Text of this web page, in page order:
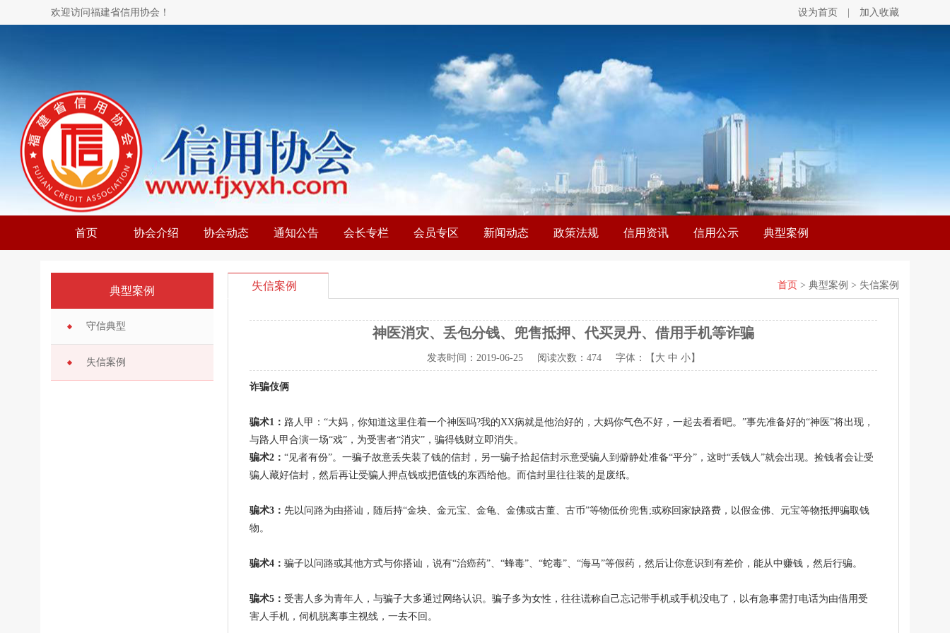
欢迎访问福建省信用协会！ 设为首页 加入收藏
首页 协会介绍 协会动态 通知公告 会长专栏 会员专区 新闻动态 政策法规 信用资讯 信用公示 典型案例
典型案例
守信典型
失信案例
失信案例 首页 > 典型案例 > 失信案例
神医消灾、丢包分钱、兜售抵押、代买灵丹、借用手机等诈骗
发表时间： 2019-06-25阅读次数： 474 字体：【 大 中 小】
诈骗伎俩
骗术1： 路人甲：“大妈，你知道这里住着一个神医吗?我的XX病就是他治好的，大妈你气色不好，一起去看看吧。”事先准备好的“神医”将出现，
与路人甲合演一场“戏”，为受害者“消灾”，骗得钱财立即消失。
骗术2： “见者有份”。一骗子故意丢失装了钱的信封，另一骗子拾起信封示意受骗人到僻静处准备“平分”，这时“丢钱人”就会出现。捡钱者会让受
骗人藏好信封，然后再让受骗人押点钱或把值钱的东西给他。而信封里往往装的是废纸。
骗术3： 先以问路为由搭讪，随后持“金块、金元宝、金龟、金佛或古董、古币”等物低价兜售;或称回家缺路费，以假金佛、元宝等物抵押骗取钱
物。
骗术4： 骗子以问路或其他方式与你搭讪，说有“治癌药”、“蜂毒”、“蛇毒”、“海马”等假药，然后让你意识到有差价，能从中赚钱，然后行骗。
骗术5： 受害人多为青年人，与骗子大多通过网络认识。骗子多为女性，往往谎称自己忘记带手机或手机没电了，以有急事需打电话为由借用受
害人手机，伺机脱离事主视线，一去不回。